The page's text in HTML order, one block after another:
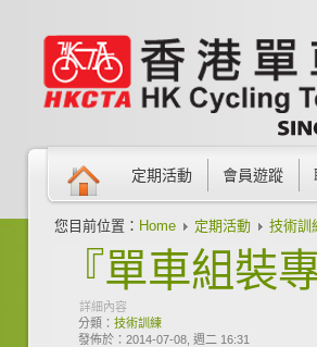
定期活動 會員遊蹤
您目前位置： Home 定期活動 技術訓
『單車組裝
詳細內容
分類： 技術訓練
發佈於：2014-07-08, 週二 16:31